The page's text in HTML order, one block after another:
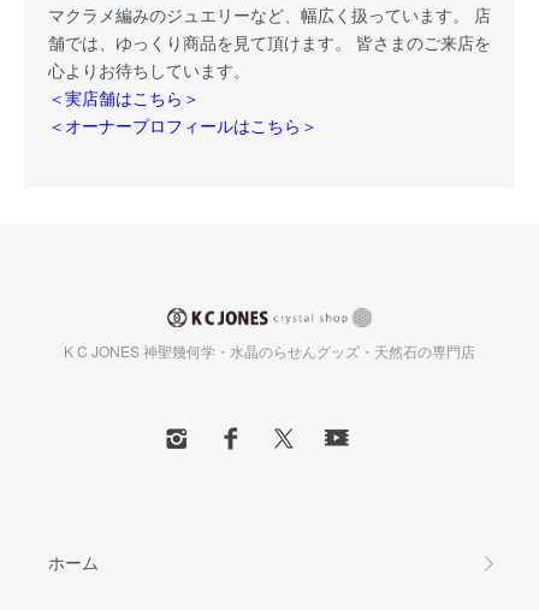
マクラメ編みのジュエリーなど、幅広く扱っています。 店
舗では、ゆっくり商品を見て頂けます。 皆さまのご来店を
心よりお待ちしています。
＜実店舗はこちら＞
＜オーナープロフィールはこちら＞
K C JONES 神聖幾何学・水晶のらせんグッズ・天然石の専門店
ホーム